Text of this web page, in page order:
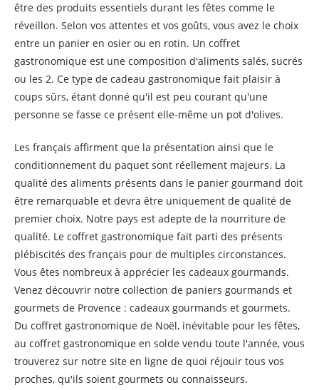
être des produits essentiels durant les fêtes comme le
réveillon. Selon vos attentes et vos goûts, vous avez le choix
entre un panier en osier ou en rotin. Un coffret
gastronomique est une composition d'aliments salés, sucrés
ou les 2. Ce type de cadeau gastronomique fait plaisir à
coups sûrs, étant donné qu'il est peu courant qu'une
personne se fasse ce présent elle-même un pot d'olives.
Les français affirment que la présentation ainsi que le
conditionnement du paquet sont réellement majeurs. La
qualité des aliments présents dans le panier gourmand doit
être remarquable et devra être uniquement de qualité de
premier choix. Notre pays est adepte de la nourriture de
qualité. Le coffret gastronomique fait parti des présents
plébiscités des français pour de multiples circonstances.
Vous êtes nombreux à apprécier les cadeaux gourmands.
Venez découvrir notre collection de paniers gourmands et
gourmets de Provence : cadeaux gourmands et gourmets.
Du coffret gastronomique de Noël, inévitable pour les fêtes,
au coffret gastronomique en solde vendu toute l'année, vous
trouverez sur notre site en ligne de quoi réjouir tous vos
proches, qu'ils soient gourmets ou connaisseurs.